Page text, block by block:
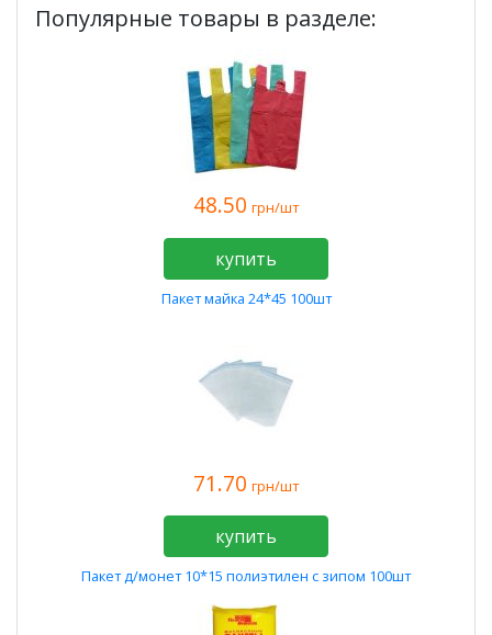
Популярные товары в разделе:
48.50 грн/шт
купить
Пакет майка 24*45 100шт
71.70 грн/шт
купить
Пакет д/монет 10*15 полиэтилен с зипом 100шт